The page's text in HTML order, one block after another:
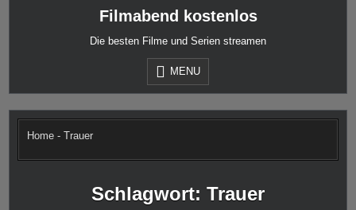
Filmabend kostenlos
Die besten Filme und Serien streamen
MENU
Home -Trauer
Schlagwort: Trauer